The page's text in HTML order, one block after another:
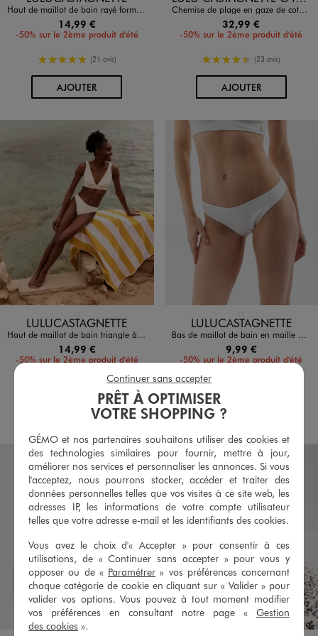
Haut de maillot de bain rayé forme triangle avec bretelles multi-positions femme - LuluCastagnette
14,99 €
-50% sur le 2ème produit d'été
5/5 de moyenne
(21 avis)
AJOUTERAU PANIER
Chemise de plage en gaze de coton rayée femme - LuluCastagnette
32,99 €
-50% sur le 2ème produit d'été
4.5/5 de moyenne
(23 avis)
AJOUTERAU PANIER
Disponible en 1 coloris
LULUCASTAGNETTE
Haut de maillot de bain triangle à bretelles multipositions femme - LuluCastagnette
14,99 €
-50% sur le 2ème produit d'été
4.5/5 de moyenne
(11 avis)
AJOUTERAU PANIER
Disponible en 1 coloris
LULUCASTAGNETTE
Bas de maillot de bain en maille gaufrée femme - LuluCastagnette
9,99 €
-50% sur le 2ème produit d'été
AJOUTER
PRÊT À OPTIMISER
VOTRE SHOPPING ?
GÉMO et nos partenaires souhaitons utiliser des cookies et
des technologies similaires pour fournir, mettre à jour,
améliorer nos services et personnaliser les annonces. Si vous
l'acceptez, nous pourrons stocker, accéder et traiter des
données personnelles telles que vos visites à ce site web, les
adresses IP, les informations de votre compte utilisateur
telles que votre adresse e-mail et les identifiants des cookies.
Vous avez le choix d'« Accepter » pour consentir à ces
utilisations, de « Continuer sans accepter » pour vous y
opposer ou de « Paramétrer » vos préférences concernant
chaque catégorie de cookie en cliquant sur « Valider » pour
valider vos options. Vous pouvez à tout moment modifier
vos préférences en consultant notre page « Gestion
des cookies ».
Continuer sans accepter